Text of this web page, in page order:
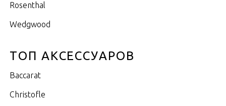
Rosenthal
Wedgwood
ТОП АКСЕССУАРОВ
Baccarat
Christofle